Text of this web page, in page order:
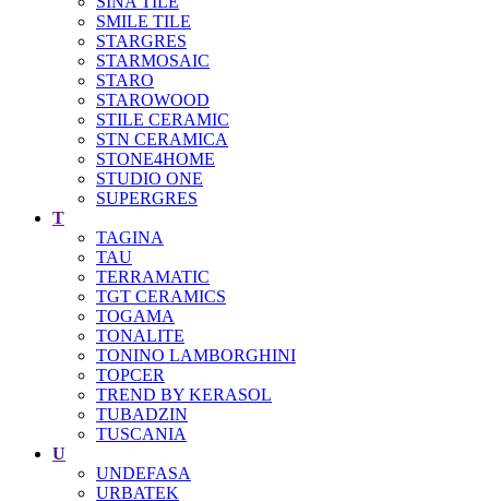
SMILE TILE
STARGRES
STARMOSAIC
STARO
STAROWOOD
STILE CERAMIC
STN CERAMICA
STONE4HOME
STUDIO ONE
SUPERGRES
T
TAGINA
TAU
TERRAMATIC
TGT CERAMICS
TOGAMA
TONALITE
TONINO LAMBORGHINI
TOPCER
TREND BY KERASOL
TUBADZIN
TUSCANIA
U
UNDEFASA
URBATEK